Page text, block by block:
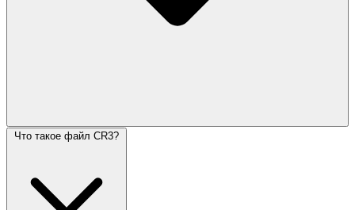
Что такое файл CR3?